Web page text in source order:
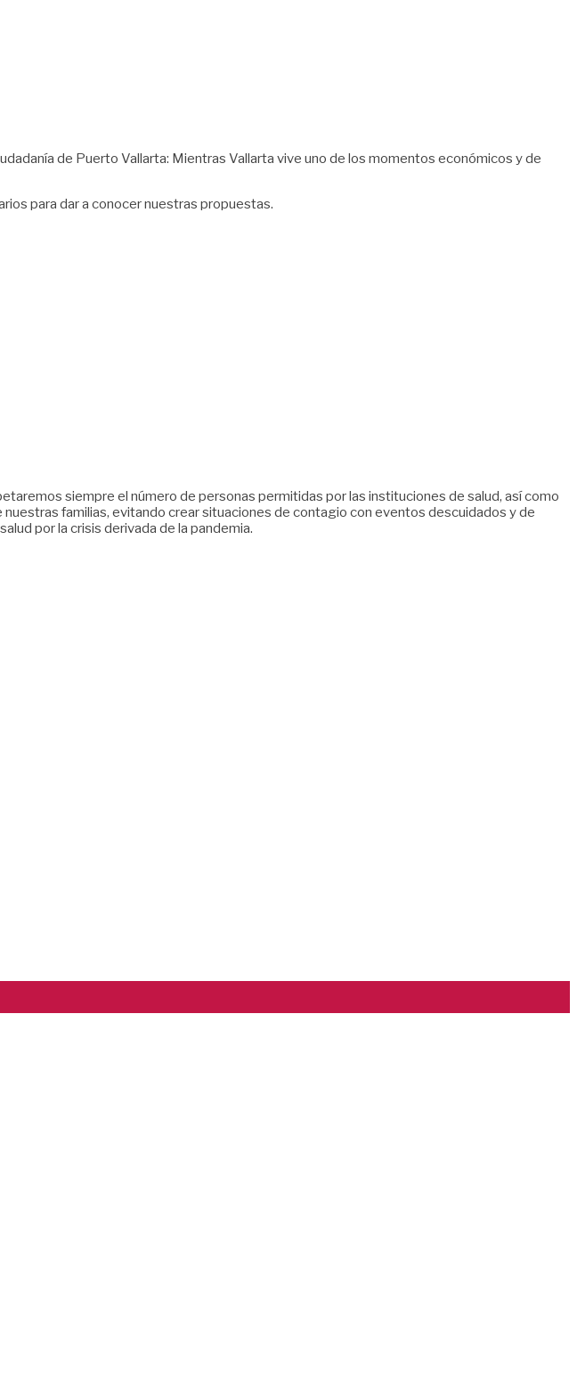
de Puerto Vallarta: Mientras Vallarta vive uno de los momentos económicos y de
para dar a conocer nuestras propuestas.
siempre el número de personas permitidas por las instituciones de salud, así como
familias, evitando crear situaciones de contagio con eventos descuidados y de
por la crisis derivada de la pandemia.